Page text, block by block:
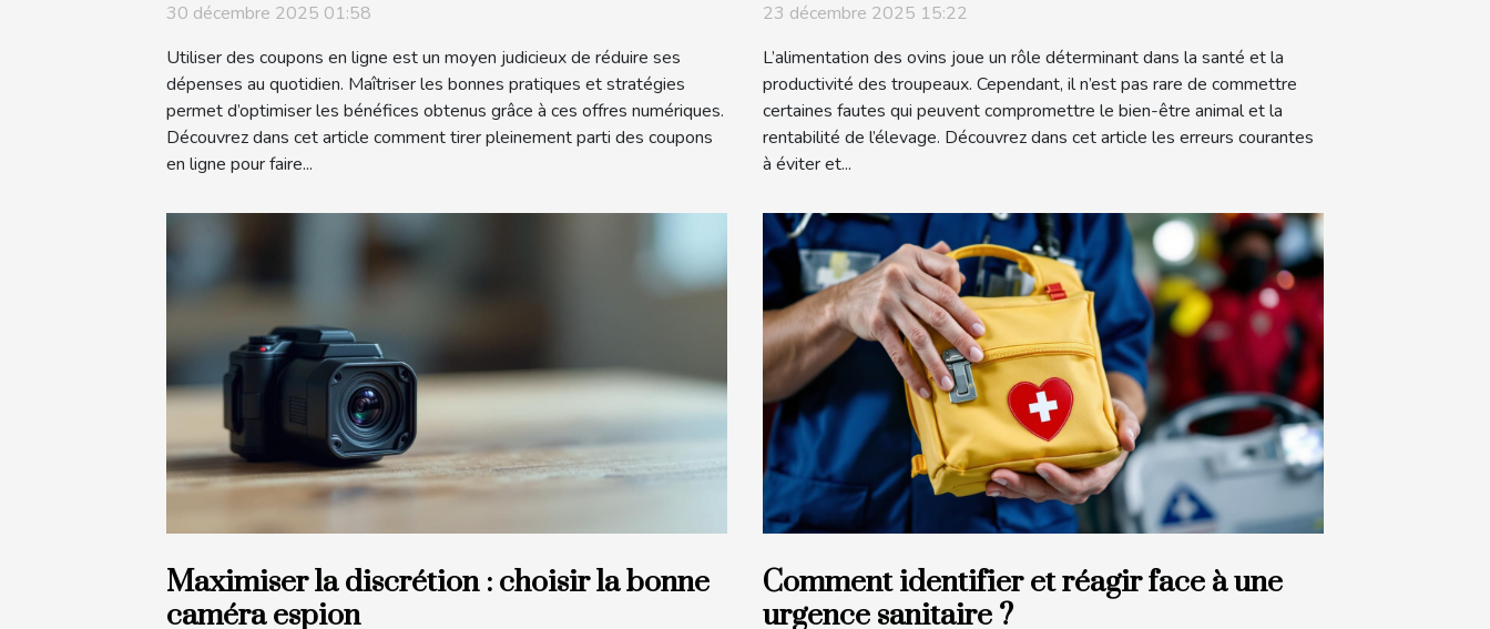
30 décembre 2025 01:58
Utiliser des coupons en ligne est un moyen judicieux de réduire ses
dépenses au quotidien. Maîtriser les bonnes pratiques et stratégies
permet d’optimiser les bénéfices obtenus grâce à ces offres numériques.
Découvrez dans cet article comment tirer pleinement parti des coupons
en ligne pour faire...
23 décembre 2025 15:22
L’alimentation des ovins joue un rôle déterminant dans la santé et la
productivité des troupeaux. Cependant, il n’est pas rare de commettre
certaines fautes qui peuvent compromettre le bien-être animal et la
rentabilité de l’élevage. Découvrez dans cet article les erreurs courantes
à éviter et...
Maximiser la discrétion : choisir la bonne
caméra espion
Comment identifier et réagir face à une
urgence sanitaire ?